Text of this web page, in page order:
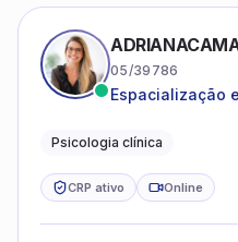
05/39786
Espacialização
Psicologia clínica
CRP ativo Online